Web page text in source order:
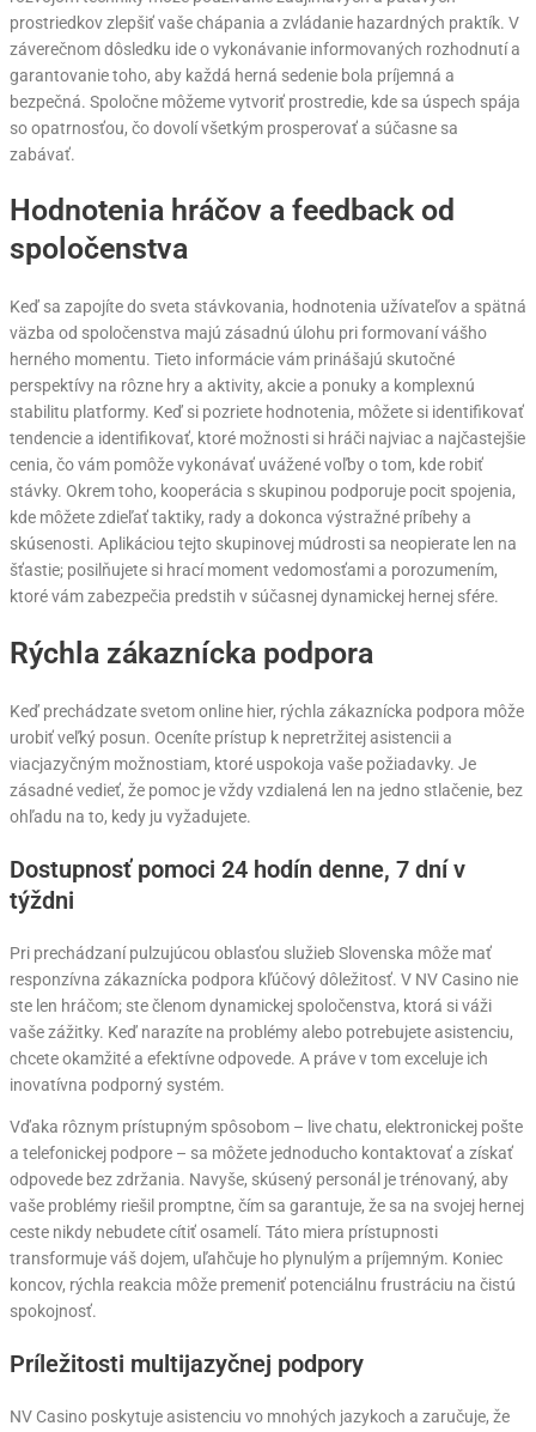
prostriedkov zlepšiť vaše chápania a zvládanie hazardných praktík. V
záverečnom dôsledku ide o vykonávanie informovaných rozhodnutí a
garantovanie toho, aby každá herná sedenie bola príjemná a
bezpečná. Spoločne môžeme vytvoriť prostredie, kde sa úspech spája
so opatrnosťou, čo dovolí všetkým prosperovať a súčasne sa
zabávať.
Hodnotenia hráčov a feedback od
spoločenstva
Keď sa zapojíte do sveta stávkovania, hodnotenia užívateľov a spätná
väzba od spoločenstva majú zásadnú úlohu pri formovaní vášho
herného momentu. Tieto informácie vám prinášajú skutočné
perspektívy na rôzne hry a aktivity, akcie a ponuky a komplexnú
stabilitu platformy. Keď si pozriete hodnotenia, môžete si identifikovať
tendencie a identifikovať, ktoré možnosti si hráči najviac a najčastejšie
cenia, čo vám pomôže vykonávať uvážené voľby o tom, kde robiť
stávky. Okrem toho, kooperácia s skupinou podporuje pocit spojenia,
kde môžete zdieľať taktiky, rady a dokonca výstražné príbehy a
skúsenosti. Aplikáciou tejto skupinovej múdrosti sa neopierate len na
šťastie; posilňujete si hrací moment vedomosťami a porozumením,
ktoré vám zabezpečia predstih v súčasnej dynamickej hernej sfére.
Rýchla zákaznícka podpora
Keď prechádzate svetom online hier, rýchla zákaznícka podpora môže
urobiť veľký posun. Oceníte prístup k nepretržitej asistencii a
viacjazyčným možnostiam, ktoré uspokoja vaše požiadavky. Je
zásadné vedieť, že pomoc je vždy vzdialená len na jedno stlačenie, bez
ohľadu na to, kedy ju vyžadujete.
Dostupnosť pomoci 24 hodín denne, 7 dní v
týždni
Pri prechádzaní pulzujúcou oblasťou služieb Slovenska môže mať
responzívna zákaznícka podpora kľúčový dôležitosť. V NV Casino nie
ste len hráčom; ste členom dynamickej spoločenstva, ktorá si váži
vaše zážitky. Keď narazíte na problémy alebo potrebujete asistenciu,
chcete okamžité a efektívne odpovede. A práve v tom exceluje ich
inovatívna podporný systém.
Vďaka rôznym prístupným spôsobom – live chatu, elektronickej pošte
a telefonickej podpore – sa môžete jednoducho kontaktovať a získať
odpovede bez zdržania. Navyše, skúsený personál je trénovaný, aby
vaše problémy riešil promptne, čím sa garantuje, že sa na svojej hernej
ceste nikdy nebudete cítiť osamelí. Táto miera prístupnosti
transformuje váš dojem, uľahčuje ho plynulým a príjemným. Koniec
koncov, rýchla reakcia môže premeniť potenciálnu frustráciu na čistú
spokojnosť.
Príležitosti multijazyčnej podpory
NV Casino poskytuje asistenciu vo mnohých jazykoch a zaručuje, že